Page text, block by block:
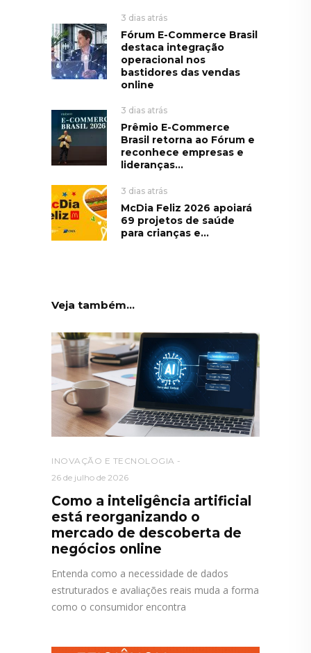
3 dias atrás
Fórum E-Commerce Brasil
destaca integração
operacional nos
bastidores das vendas
online
3 dias atrás
Prêmio E-Commerce
Brasil retorna ao Fórum e
reconhece empresas e
lideranças...
3 dias atrás
McDia Feliz 2026 apoiará
69 projetos de saúde
para crianças e...
Veja também...
INOVAÇÃO E TECNOLOGIA
26 de julho de 2026
Como a inteligência artificial
está reorganizando o
mercado de descoberta de
negócios online
Entenda como a necessidade de dados
estruturados e avaliações reais muda a forma
como o consumidor encontra